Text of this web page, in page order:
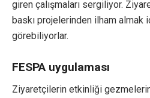
giren çalışmaları sergiliyor.
baskı projelerinden ilham almak
görebiliyorlar.
FESPA uygulaması
Ziyaretçilerin etkinliği